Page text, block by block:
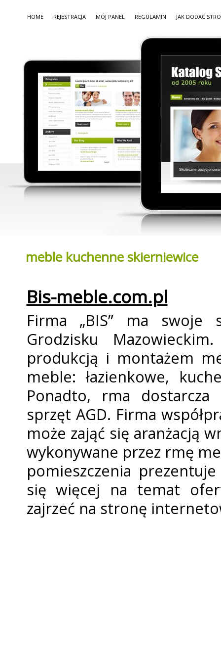
HOME REJESTRACJA MÓJ PANEL REGULAMIN JAK DODAĆ
meble kuchenne skierniewice
Bis-meble.com.pl
Firma „BIS” ma swoje
Grodzisku
produkcją i montażem
meble: łazienkowe,
Ponadto, firma
sprzęt AGD. Firma
może zająć się aranżacją
wykonywane przez firmę
pomieszczenia
się więcej na temat
zajrzeć na stronę